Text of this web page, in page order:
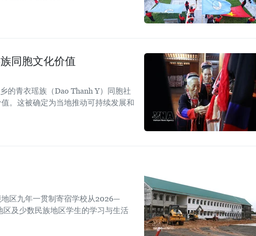
同胞文化价值
的青衣瑶族（Dao Thanh Y）同胞社
。这被确定为当地推动可持续发展和
区九年一贯制寄宿学校从2026—
及少数民族地区学生的学习与生活